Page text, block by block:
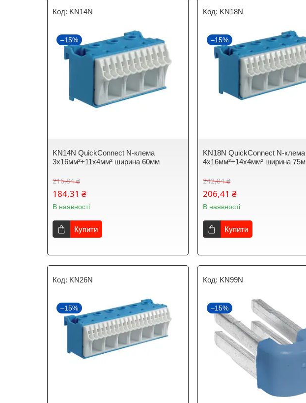
KN14N
–15%
KN14N QuickConnect N-клема
3x16мм²+11x4мм² ширина 60мм
216,84 ₴
184,31 ₴
В наявності
Купити
KN18N
–15%
KN18N QuickConnect N-клема
4x16мм²+14x4мм² ширина
242,84 ₴
206,41 ₴
В наявності
Купити
KN26N
–15%
KN99N
–15%